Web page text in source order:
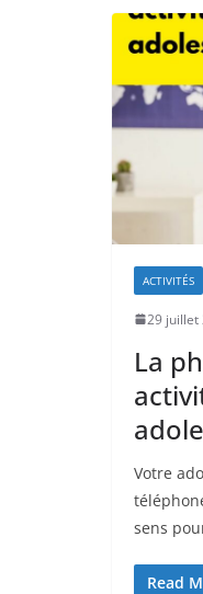
ACTIVITÉS
29 juillet
La
Votre
sens
Read